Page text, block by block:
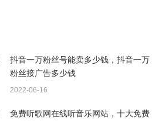
抖音一万粉丝号能卖多少钱，抖音一万
粉丝接广告多少钱
2022-06-16
免费听歌网在线听音乐网站，十大免费